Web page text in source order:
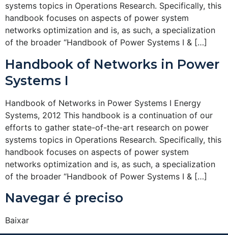
systems topics in Operations Research. Specifically, this
handbook focuses on aspects of power system
networks optimization and is, as such, a specialization
of the broader “Handbook of Power Systems I & […]
Handbook of Networks in Power
Systems I
Handbook of Networks in Power Systems I Energy
Systems, 2012 This handbook is a continuation of our
efforts to gather state-of-the-art research on power
systems topics in Operations Research. Specifically, this
handbook focuses on aspects of power system
networks optimization and is, as such, a specialization
of the broader “Handbook of Power Systems I & […]
Navegar é preciso
Baixar